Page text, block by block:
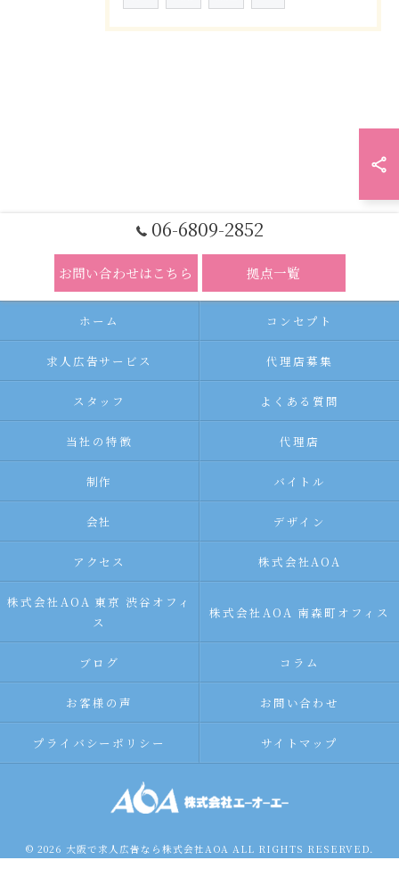
06-6809-2852
お問い合わせはこちら 拠点一覧
ホーム コンセプト
求人広告サービス 代理店募集
スタッフ よくある質問
当社の特徴 代理店
制作 バイトル
会社 デザイン
アクセス 株式会社AOA
株式会社AOA 東京 渋谷オフィ
ス
株式会社AOA 南森町オフィス
ブログ コラム
お客様の声 お問い合わせ
プライバシーポリシー サイトマップ
© 2026 大阪で求人広告なら株式会社AOA ALL RIGHTS RESERVED.